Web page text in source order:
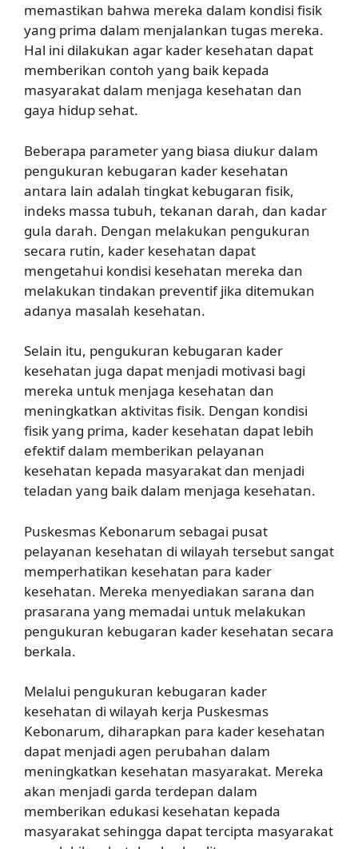
memastikan bahwa mereka dalam kondisi fisik
yang prima dalam menjalankan tugas mereka.
Hal ini dilakukan agar kader kesehatan dapat
memberikan contoh yang baik kepada
masyarakat dalam menjaga kesehatan dan
gaya hidup sehat.
Beberapa parameter yang biasa diukur dalam
pengukuran kebugaran kader kesehatan
antara lain adalah tingkat kebugaran fisik,
indeks massa tubuh, tekanan darah, dan kadar
gula darah. Dengan melakukan pengukuran
secara rutin, kader kesehatan dapat
mengetahui kondisi kesehatan mereka dan
melakukan tindakan preventif jika ditemukan
adanya masalah kesehatan.
Selain itu, pengukuran kebugaran kader
kesehatan juga dapat menjadi motivasi bagi
mereka untuk menjaga kesehatan dan
meningkatkan aktivitas fisik. Dengan kondisi
fisik yang prima, kader kesehatan dapat lebih
efektif dalam memberikan pelayanan
kesehatan kepada masyarakat dan menjadi
teladan yang baik dalam menjaga kesehatan.
Puskesmas Kebonarum sebagai pusat
pelayanan kesehatan di wilayah tersebut sangat
memperhatikan kesehatan para kader
kesehatan. Mereka menyediakan sarana dan
prasarana yang memadai untuk melakukan
pengukuran kebugaran kader kesehatan secara
berkala.
Melalui pengukuran kebugaran kader
kesehatan di wilayah kerja Puskesmas
Kebonarum, diharapkan para kader kesehatan
dapat menjadi agen perubahan dalam
meningkatkan kesehatan masyarakat. Mereka
akan menjadi garda terdepan dalam
memberikan edukasi kesehatan kepada
masyarakat sehingga dapat tercipta masyarakat